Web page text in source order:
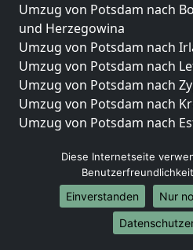
Umzug von Potsdam nach
und Herzegowina
Umzug von Potsdam nach
Umzug von Potsdam nach
Umzug von Potsdam nach
Umzug von Potsdam nach
Umzug von Potsdam nach
Umzug von Potsdam nach
Umzug von Potsdam nach
Umzug von Potsdam nach
Umzug von Potsdam nach
Umzug von Potsdam nach
Diese Internetseite
Einverstanden
Nur